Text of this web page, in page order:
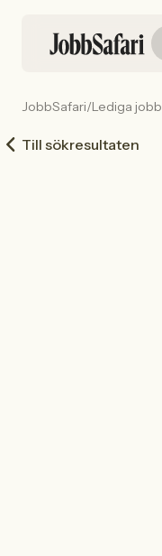
JobbSafari/Lediga jobb
Till sökresultaten